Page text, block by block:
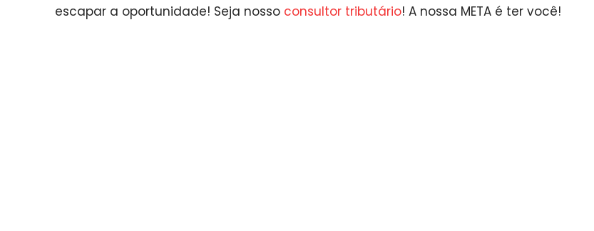
escapar a oportunidade! Seja nosso consultor tributário! A nossa META é ter você!